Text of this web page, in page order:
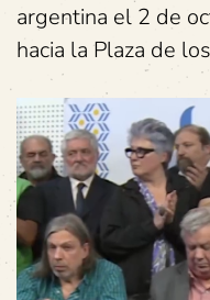
argentina el 2 de
hacia la Plaza de